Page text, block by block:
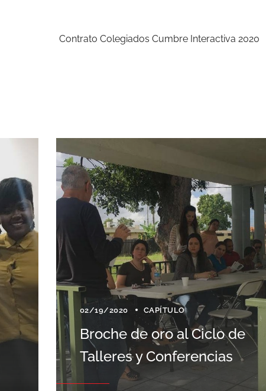
Contrato Colegiados Cumbre Interactiva 2020
02/19/2020 CAPÍTULO
Broche de oro al Ciclo de
Talleres y Conferencias